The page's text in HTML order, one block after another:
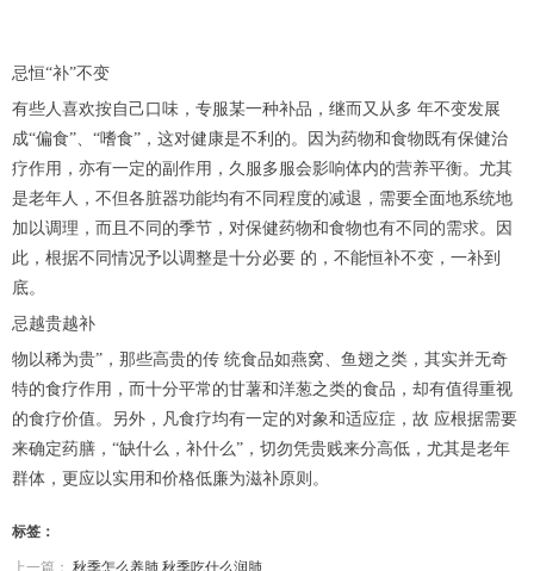
忌恒“补”不变
有些人喜欢按自己口味，专服某一种补品，继而又从多 年不变发展
成“偏食”、“嗜食”，这对健康是不利的。因为药物和食物既有保健治
疗作用，亦有一定的副作用，久服多服会影响体内的营养平衡。尤其
是老年人，不但各脏器功能均有不同程度的减退，需要全面地系统地
加以调理，而且不同的季节，对保健药物和食物也有不同的需求。因
此，根据不同情况予以调整是十分必要 的，不能恒补不变，一补到
底。
忌越贵越补
物以稀为贵”，那些高贵的传 统食品如燕窝、鱼翅之类，其实并无奇
特的食疗作用，而十分平常的甘薯和洋葱之类的食品，却有值得重视
的食疗价值。另外，凡食疗均有一定的对象和适应症，故 应根据需要
来确定药膳，“缺什么，补什么”，切勿凭贵贱来分高低，尤其是老年
群体，更应以实用和价格低廉为滋补原则。
标签：
上一篇： 秋季怎么养肺 秋季吃什么润肺